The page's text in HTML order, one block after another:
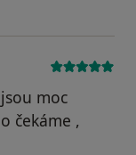
moc
čekáme ,